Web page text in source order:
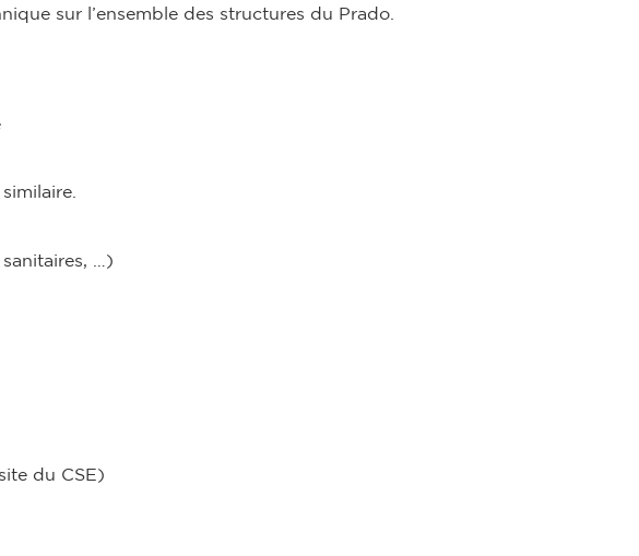
sur l’ensemble des structures du Prado.
…)
du CSE)